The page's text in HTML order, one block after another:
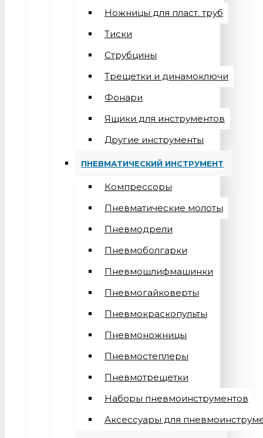
Ножницы для пласт. труб
Тиски
Струбцины
Трещетки и динамоключи
Фонари
Ящики для инструментов
Другие инструменты
ПНЕВМАТИЧЕСКИЙ ИНСТРУМЕНТ
Компрессоры
Пневматические молоты
Пневмодрели
Пневмоболгарки
Пневмошлифмашинки
Пневмогайковерты
Пневмокраскопульты
Пневмоножницы
Пневмостеплеры
Пневмотрещетки
Наборы пневмоинструментов
Аксессуары для